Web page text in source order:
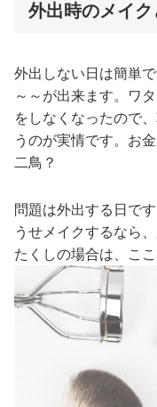
外出時のメイ
外出しない日は簡単
～～が出来ます。ワ
をしなくなったので
うのが実情です。お
二鳥？
問題は外出する日で
うせメイクするなら
たくしの場合は、こ